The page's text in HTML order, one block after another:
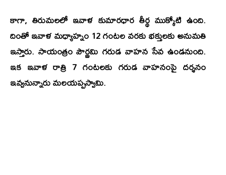
కాగా, తిరుమలలో ఇవాళ కుమారధార తీర్థ ముక్కోటి ఉంది.
దింతో ఇవాళ మధ్యాహ్నం 12 గంటల వరకు భక్తులకు అనుమతి
ఇస్తారు. సాయంత్రం పౌర్ణమి గరుడ వాహన సేవ ఉండనుంది.
ఇక ఇవాళ రాత్రి 7 గంటలకు గరుడ వాహనంపై దర్శనం
ఇవ్వనున్నారు మలయప్పస్వామి.